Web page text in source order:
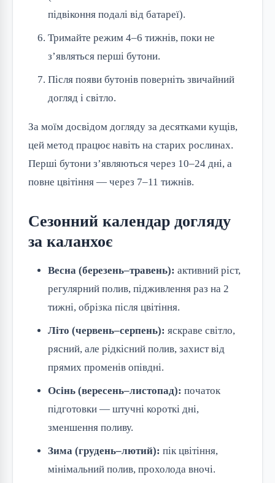
підвіконня подалі від батареї).
Тримайте режим 4–6 тижнів, поки не
з’являться перші бутони.
Після появи бутонів поверніть звичайний
догляд і світло.
За моїм досвідом догляду за десятками кущів,
цей метод працює навіть на старих рослинах.
Перші бутони з’являються через 10–24 дні, а
повне цвітіння — через 7–11 тижнів.
Сезонний календар догляду
за каланхоє
Весна (березень–травень): активний ріст,
регулярний полив, підживлення раз на 2
тижні, обрізка після цвітіння.
Літо (червень–серпень): яскраве світло,
рясний, але рідкісний полив, захист від
прямих променів опівдні.
Осінь (вересень–листопад): початок
підготовки — штучні короткі дні,
зменшення поливу.
Зима (грудень–лютий): пік цвітіння,
мінімальний полив, прохолода вночі.